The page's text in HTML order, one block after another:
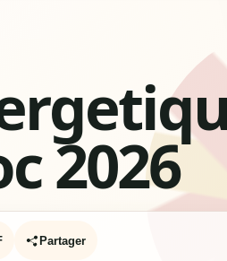
2026
Partager